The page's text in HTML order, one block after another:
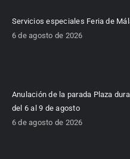
Servicios especiales Feria de
6 de agosto de 2026
Anulación de la parada Plaza
del 6 al 9 de agosto
6 de agosto de 2026